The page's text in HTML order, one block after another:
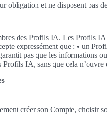
obligation et ne disposent pas
des Profils IA. Les Profils
expressément que : • un
pas que les informations
IA, sans que cela n’ouvre
créer son Compte, choisir